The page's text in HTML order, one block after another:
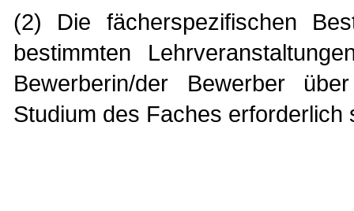
(2) Die fächerspezifischen
bestimmten
Bewerberin/der Bewerber
Studium des Faches erforderlich